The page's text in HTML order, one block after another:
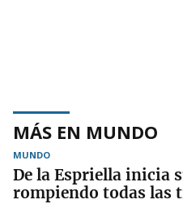
MÁS EN MUNDO
MUNDO
De la Espriella inicia
rompiendo todas las